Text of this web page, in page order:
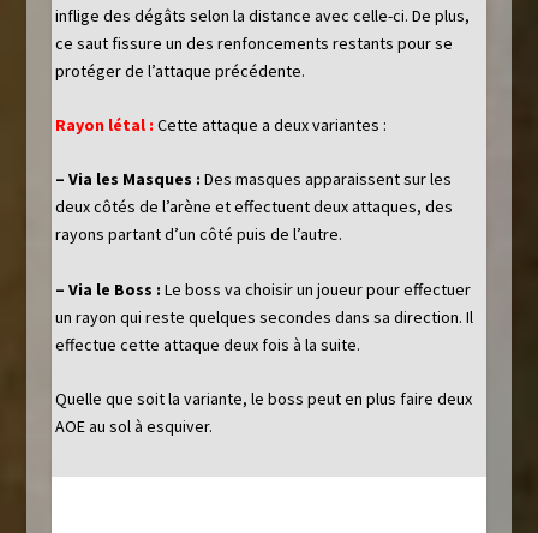
inflige des dégâts selon la distance avec celle-ci. De plus,
ce saut fissure un des renfoncements restants pour se
protéger de l’attaque précédente.
Rayon létal : Cette attaque a deux variantes :
– Via les Masques : Des masques apparaissent sur les
deux côtés de l’arène et effectuent deux attaques, des
rayons partant d’un côté puis de l’autre.
– Via le Boss : Le boss va choisir un joueur pour effectuer
un rayon qui reste quelques secondes dans sa direction. Il
effectue cette attaque deux fois à la suite.
Quelle que soit la variante, le boss peut en plus faire deux
AOE au sol à esquiver.